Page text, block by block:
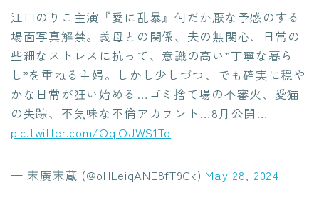
江口のりこ主演『愛に乱暴』何だか厭な予感のする
場面写真解禁。義母との関係、夫の無関心、日常の
些細なストレスに抗って、意識の高い”丁寧な暮ら
し”を重ねる主婦。しかし少しづつ、でも確実に穏や
かな日常が狂い始める…ゴミ捨て場の不審火、愛猫
の失踪、不気味な不倫アカウント…8月公開…
pic.twitter.com/OqIOJWS1To
— 末廣末蔵 (@oHLeiqANE8fT9Ck) May 28, 2024